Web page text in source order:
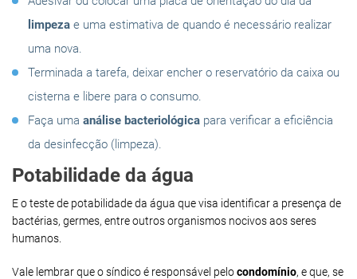
limpeza e uma estimativa de quando é necessário realizar
uma nova.
Terminada a tarefa, deixar encher o reservatório da caixa ou
cisterna e libere para o consumo.
Faça uma análise bacteriológica para verificar a eficiência
da desinfecção (limpeza).
Potabilidade da água
E o teste de potabilidade da água que visa identificar a presença de
bactérias, germes, entre outros organismos nocivos aos seres
humanos.
Vale lembrar que o síndico é responsável pelocondomínio, e que, se